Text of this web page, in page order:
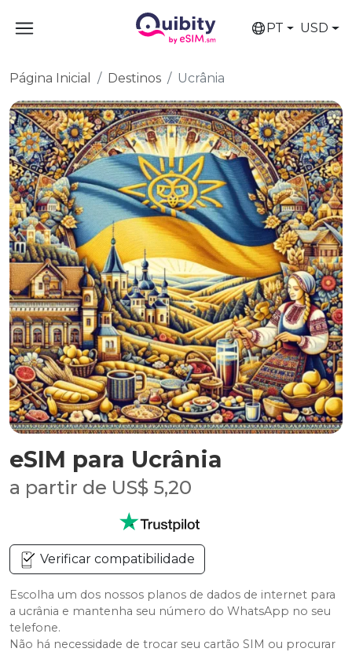
PT USD
Página Inicial Destinos Ucrânia
eSIM para Ucrânia
a partir de US$ 5,20
Verificar compatibilidade
Escolha um dos nossos planos de dados de internet para
a ucrânia e mantenha seu número do WhatsApp no seu
telefone.
Não há necessidade de trocar seu cartão SIM ou procurar